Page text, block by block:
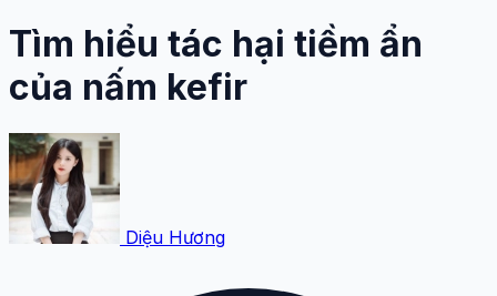
Tìm hiểu tác hại tiềm ẩn
của nấm kefir
Diệu Hương